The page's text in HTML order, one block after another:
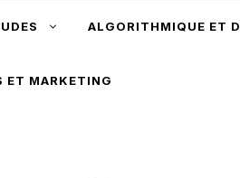
ALGORITHMIQUE ET
ET MARKETING